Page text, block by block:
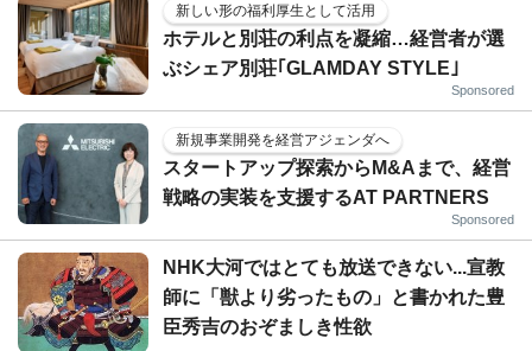
新しい形の福利厚生として活用
ホテルと別荘の利点を凝縮…経営者が選
ぶシェア別荘｢GLAMDAY STYLE｣
Sponsored
新規事業開発を経営アジェンダへ
スタートアップ探索からM&Aまで、経営
戦略の実装を支援するAT PARTNERS
Sponsored
NHK大河ではとても放送できない...宣教
師に「獣より劣ったもの」と書かれた豊
臣秀吉のおぞましき性欲